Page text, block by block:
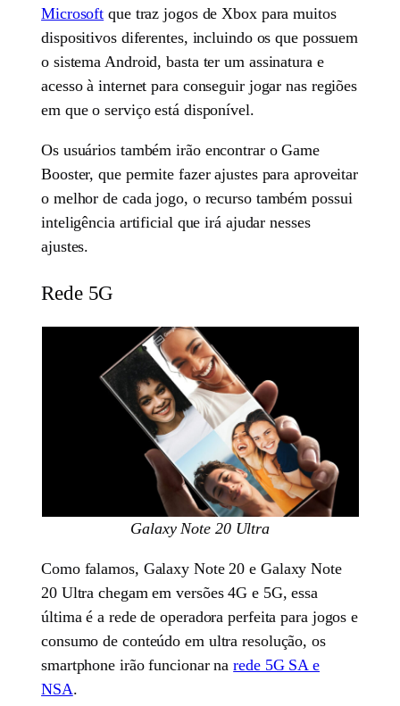
Microsoft que traz jogos de Xbox para muitos
dispositivos diferentes, incluindo os que possuem
o sistema Android, basta ter um assinatura e
acesso à internet para conseguir jogar nas regiões
em que o serviço está disponível.
Os usuários também irão encontrar o Game
Booster, que permite fazer ajustes para aproveitar
o melhor de cada jogo, o recurso também possui
inteligência artificial que irá ajudar nesses
ajustes.
Rede 5G
Galaxy Note 20 Ultra
Como falamos, Galaxy Note 20 e Galaxy Note
20 Ultra chegam em versões 4G e 5G, essa
última é a rede de operadora perfeita para jogos e
consumo de conteúdo em ultra resolução, os
smartphone irão funcionar narede 5G SA e
NSA.